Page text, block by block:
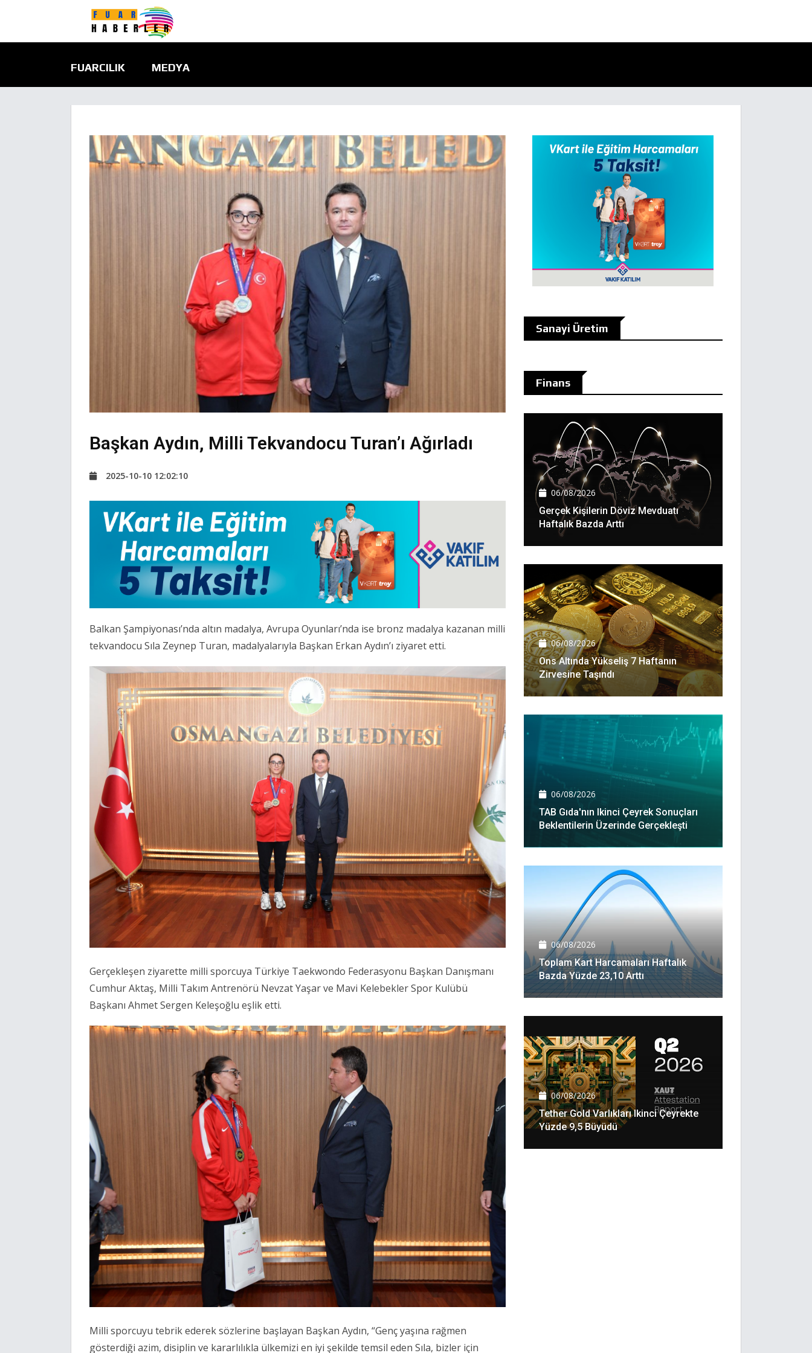
FUARCILIK MEDYA
Başkan Aydın, Milli Tekvandocu Turan’ı Ağırladı
2025-10-10 12:02:10
Balkan Şampiyonası’nda altın madalya, Avrupa Oyunları’nda ise bronz madalya kazanan milli
tekvandocu Sıla Zeynep Turan, madalyalarıyla Başkan Erkan Aydın’ı ziyaret etti.
Gerçekleşen ziyarette milli sporcuya Türkiye Taekwondo Federasyonu Başkan Danışmanı
Cumhur Aktaş, Milli Takım Antrenörü Nevzat Yaşar ve Mavi Kelebekler Spor Kulübü
Başkanı Ahmet Sergen Keleşoğlu eşlik etti.
Milli sporcuyu tebrik ederek sözlerine başlayan Başkan Aydın, “Genç yaşına rağmen
gösterdiği azim, disiplin ve kararlılıkla ülkemizi en iyi şekilde temsil eden Sıla, bizler için
Sanayi Üretim
Finans
06/08/2026
Gerçek Kişilerin Döviz Mevduatı
Haftalık Bazda Arttı
06/08/2026
Ons Altında Yükseliş 7 Haftanın
Zirvesine Taşındı
06/08/2026
TAB Gıda'nın Ikinci Çeyrek Sonuçları
Beklentilerin Üzerinde Gerçekleşti
06/08/2026
Toplam Kart Harcamaları Haftalık
Bazda Yüzde 23,10 Arttı
06/08/2026
Tether Gold Varlıkları Ikinci Çeyrekte
Yüzde 9,5 Büyüdü